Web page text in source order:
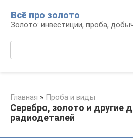
контенту
Всё про золото
Золото: инвестиции, проба,
Главная » Проба и виды
Cеребро, золото и другие
радиодеталей